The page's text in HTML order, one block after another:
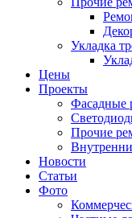
Укладка
Цены
Проекты
Фасадные
Прочие
Новости
Статьи
Фото